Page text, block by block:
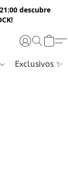
descubre
Exclusivos ✨